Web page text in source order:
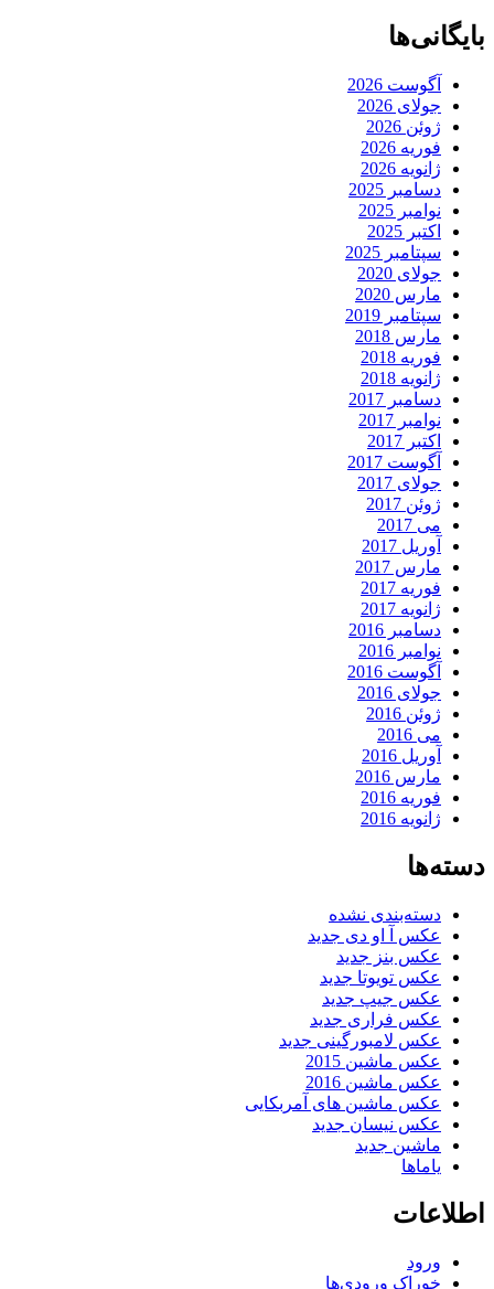
بایگانی‌ها
آگوست 2026
جولای 2026
ژوئن 2026
فوریه 2026
ژانویه 2026
دسامبر 2025
نوامبر 2025
اکتبر 2025
سپتامبر 2025
جولای 2020
مارس 2020
سپتامبر 2019
مارس 2018
فوریه 2018
ژانویه 2018
دسامبر 2017
نوامبر 2017
اکتبر 2017
آگوست 2017
جولای 2017
ژوئن 2017
می 2017
آوریل 2017
مارس 2017
فوریه 2017
ژانویه 2017
دسامبر 2016
نوامبر 2016
آگوست 2016
جولای 2016
ژوئن 2016
می 2016
آوریل 2016
مارس 2016
فوریه 2016
ژانویه 2016
دسته‌ها
دسته‌بندی نشده
عکس آ او دی جدید
عکس بنز جدید
عکس تویوتا جدید
عکس جیپ جدید
عکس فراری جدید
عکس لامبورگینی جدید
عکس ماشین 2015
عکس ماشین 2016
عکس ماشین های آمربکایی
عکس نیسان جدید
ماشین جدید
یاماها
اطلاعات
ورود
خوراک ورودی‌ها